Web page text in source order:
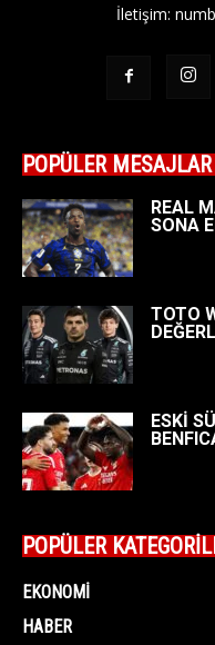
İletişim:
POPÜLER MESAJLAR
REAL
SONA
TOTO
ESKİ
POPÜLER
EKONOMI
HABER